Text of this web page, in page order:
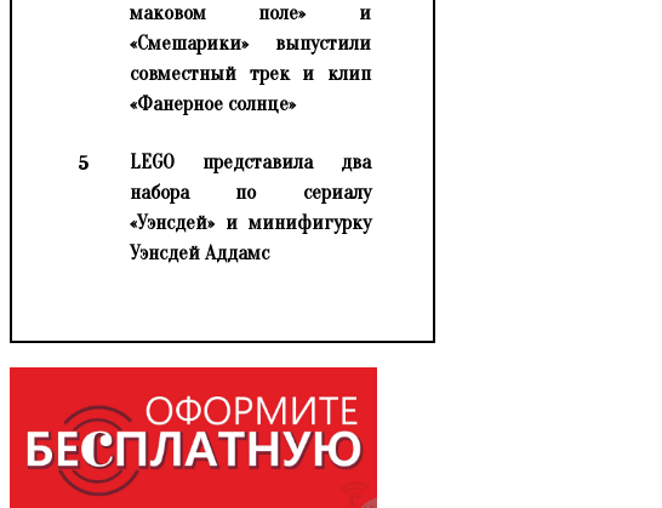
маковом поле» и
«Смешарики» выпустили
совместный трек и клип
«Фанерное солнце»
5
LEGO представила два
набора по сериалу
«Уэнсдей» и минифигурку
Уэнсдей Аддамс